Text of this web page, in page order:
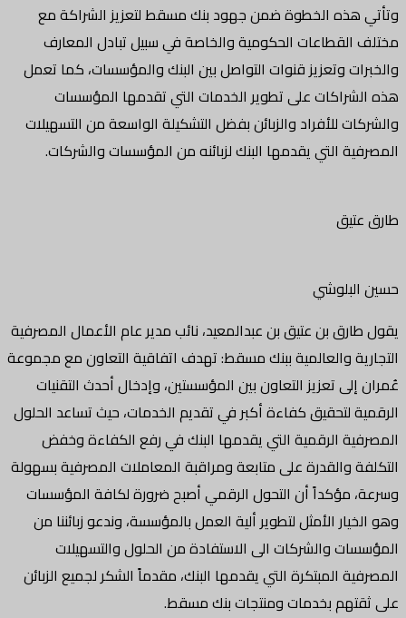
وتأتي هذه الخطوة ضمن جهود بنك مسقط لتعزيز الشراكة مع
مختلف القطاعات الحكومية والخاصة في سبيل تبادل المعارف
والخبرات وتعزيز قنوات التواصل بين البنك والمؤسسات، كما تعمل
هذه الشراكات على تطوير الخدمات التي تقدمها المؤسسات
والشركات للأفراد والزبائن بفضل التشكيلة الواسعة من التسهيلات
المصرفية التي يقدمها البنك لزبائنه من المؤسسات والشركات.
طارق عتيق
حسين البلوشي
يقول طارق بن عتيق بن عبدالمعيد، نائب مدير عام الأعمال المصرفية
التجارية والعالمية ببنك مسقط: تهدف اتفاقية التعاون مع مجموعة
عُمران إلى تعزيز التعاون بين المؤسستين، وإدخال أحدث التقنيات
الرقمية لتحقيق كفاءة أكبر في تقديم الخدمات، حيث تساعد الحلول
المصرفية الرقمية التي يقدمها البنك في رفع الكفاءة وخفض
التكلفة والقدرة على متابعة ومراقبة المعاملات المصرفية بسهولة
وسرعة، مؤكداً أن التحول الرقمي أصبح ضرورة لكافة المؤسسات
وهو الخيار الأمثل لتطوير ألية العمل بالمؤسسة، وندعو زبائننا من
المؤسسات والشركات الى الاستفادة من الحلول والتسهيلات
المصرفية المبتكرة التي يقدمها البنك، مقدماً الشكر لجميع الزبائن
على ثقتهم بخدمات ومنتجات بنك مسقط.